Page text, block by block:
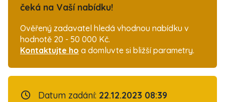
čeká na Vaší nabídku!
Ověřený zadavatel hledá vhodnou nabídku v
hodnotě 20 - 50 000 Kč.
Kontaktujte ho a domluvte si bližší parametry.
Datum zadání: 22.12.2023 08:39